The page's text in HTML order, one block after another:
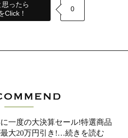
ったら
Click！
0
一度の大決算セール!特選商品
大20万円引き!…続きを読む